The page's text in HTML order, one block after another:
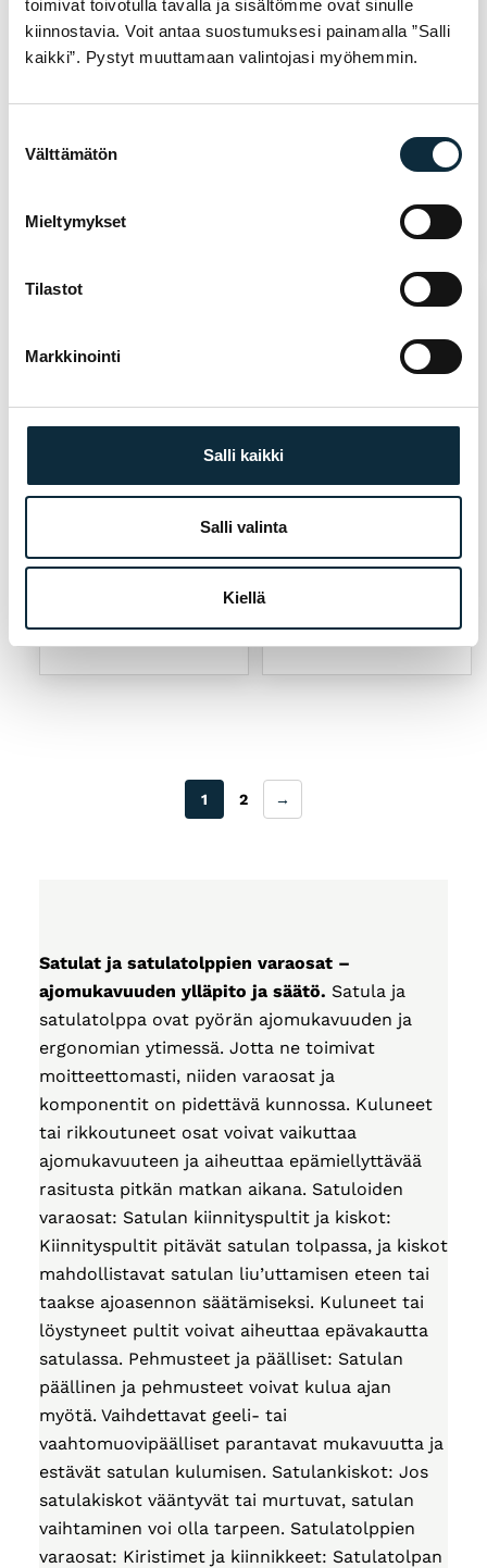
toimivat toivotulla tavalla ja sisältömme ovat sinulle
kiinnostavia. Voit antaa suostumuksesi painamalla ”Salli
kaikki”. Pystyt muuttamaan valintojasi myöhemmin.
valinta
Välttämätön
Mieltymykset
Tilastot
Markkinointi
Salli kaikki
Salli valinta
Kiellä
Lue lisää
Loppu
Lue lisää
31,8mm musta
PRO
34,9mm musta
Loppu
XLC
Loppu
1 2 →
Satulat ja satulatolppien varaosat –
ajomukavuuden ylläpito ja säätö. Satula ja
satulatolppa ovat pyörän ajomukavuuden ja
ergonomian ytimessä. Jotta ne toimivat
moitteettomasti, niiden varaosat ja
komponentit on pidettävä kunnossa. Kuluneet
tai rikkoutuneet osat voivat vaikuttaa
ajomukavuuteen ja aiheuttaa epämiellyttävää
rasitusta pitkän matkan aikana. Satuloiden
varaosat: Satulan kiinnityspultit ja kiskot:
Kiinnityspultit pitävät satulan tolpassa, ja kiskot
mahdollistavat satulan liu’uttamisen eteen tai
taakse ajoasennon säätämiseksi. Kuluneet tai
löystyneet pultit voivat aiheuttaa epävakautta
satulassa. Pehmusteet ja päälliset: Satulan
päällinen ja pehmusteet voivat kulua ajan
myötä. Vaihdettavat geeli- tai
vaahtomuovipäälliset parantavat mukavuutta ja
estävät satulan kulumisen. Satulankiskot: Jos
satulakiskot vääntyvät tai murtuvat, satulan
vaihtaminen voi olla tarpeen. Satulatolppien
varaosat: Kiristimet ja kiinnikkeet: Satulatolpan